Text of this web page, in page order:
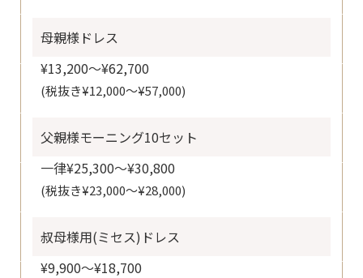
母親様ドレス
¥13,200～¥62,700
(税抜き¥12,000～¥57,000)
父親様モーニング10セット
一律¥25,300～¥30,800
(税抜き¥23,000～¥28,000)
叔母様用(ミセス)ドレス
¥9,900～¥18,700